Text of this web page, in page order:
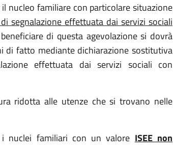
il nucleo familiare con particolare situazione
segnalazione effettuata dai servizi sociali
di questa agevolazione si dovrà
di fatto mediante dichiarazione sostitutiva
effettuata dai servizi sociali con
ridotta alle utenze che si trovano nelle
nuclei familiari con un valore ISEE non